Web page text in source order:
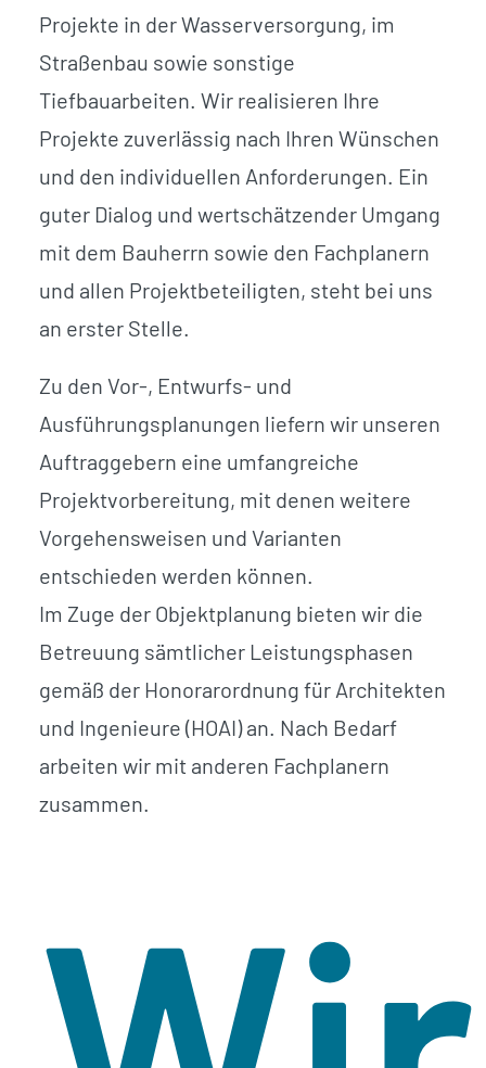
Projekte in der Wasserversorgung, im
Straßenbau sowie sonstige
Tiefbauarbeiten. Wir realisieren Ihre
Projekte zuverlässig nach Ihren Wünschen
und den individuellen Anforderungen. Ein
guter Dialog und wertschätzender Umgang
mit dem Bauherrn sowie den Fachplanern
und allen Projektbeteiligten, steht bei uns
an erster Stelle.
Zu den Vor-, Entwurfs- und
Ausführungsplanungen liefern wir unseren
Auftraggebern eine umfangreiche
Projektvorbereitung, mit denen weitere
Vorgehensweisen und Varianten
entschieden werden können.
Im Zuge der Objektplanung bieten wir die
Betreuung sämtlicher Leistungsphasen
gemäß der Honorarordnung für Architekten
und Ingenieure (HOAI) an. Nach Bedarf
arbeiten wir mit anderen Fachplanern
zusammen.